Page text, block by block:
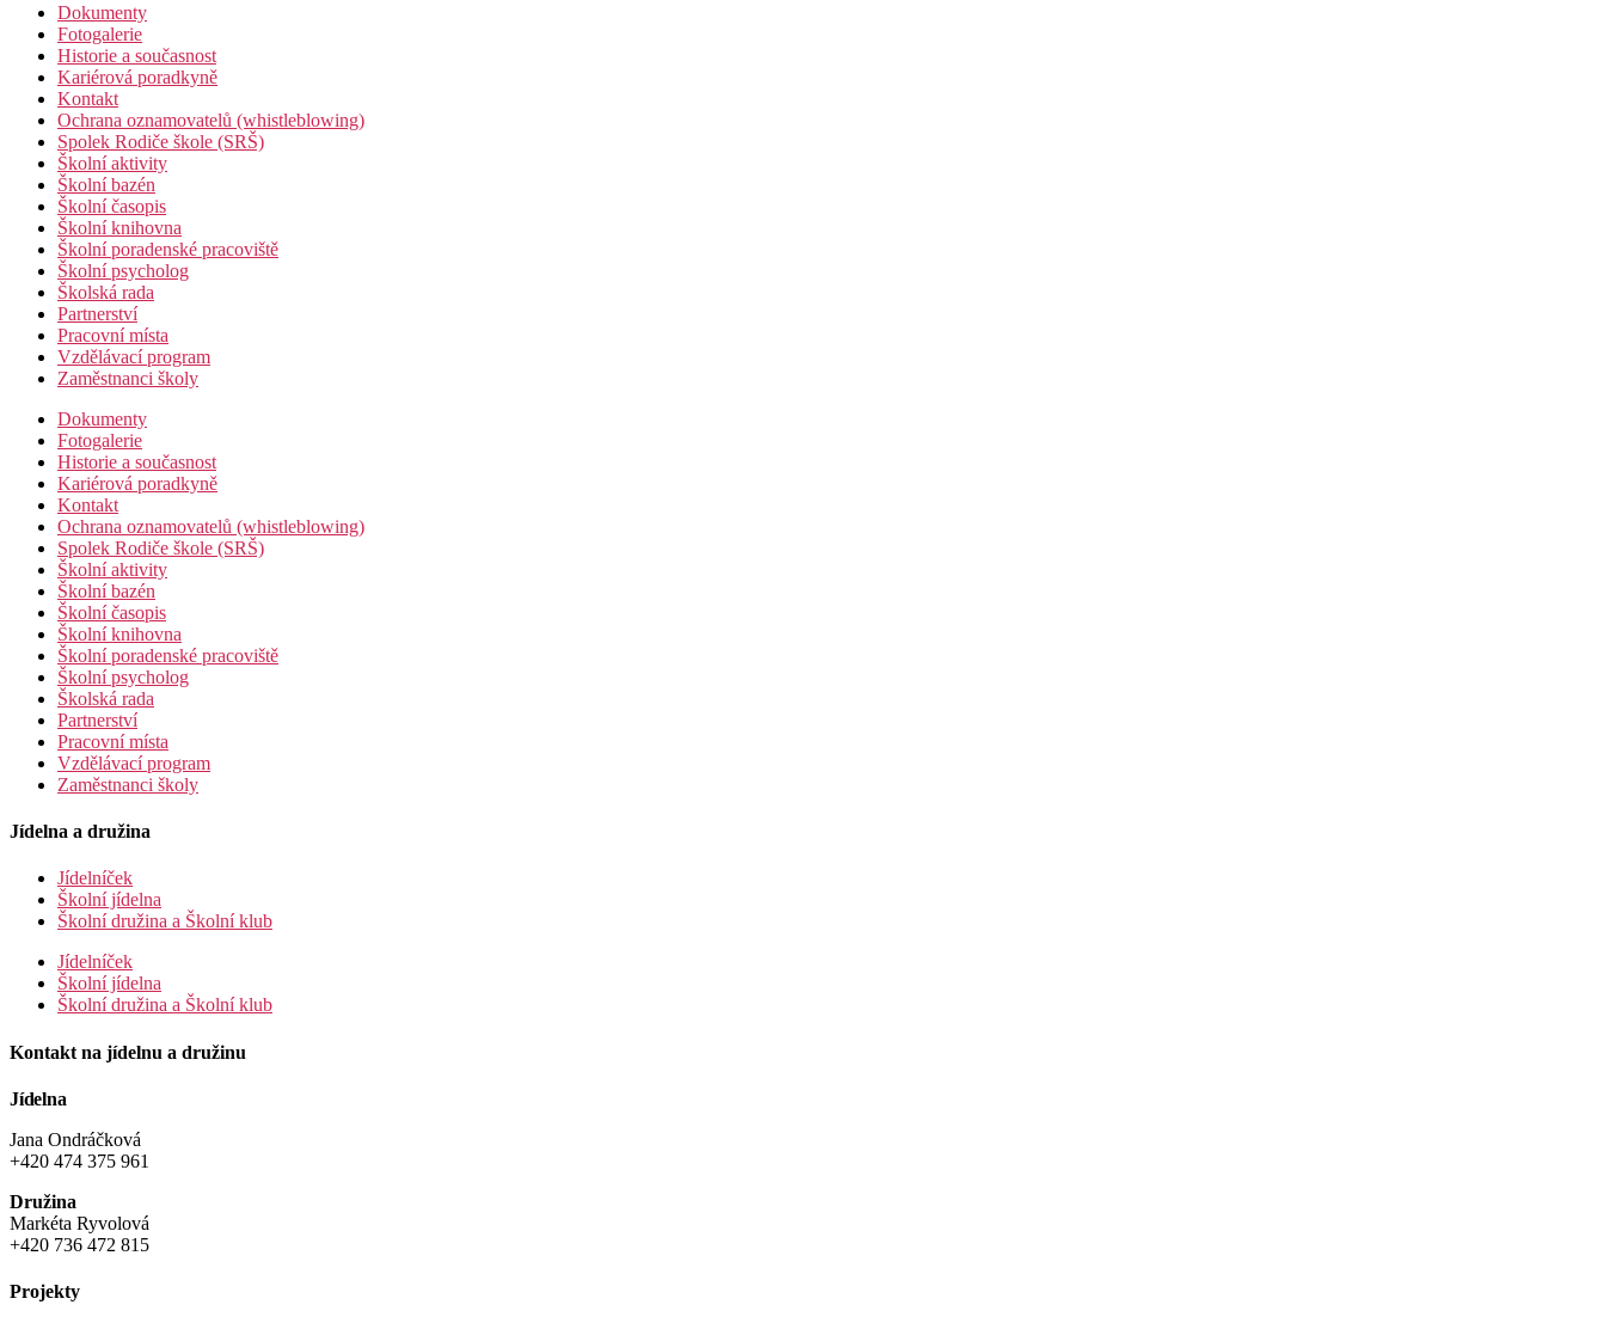
Dokumenty
Fotogalerie
Historie a současnost
Kariérová poradkyně
Kontakt
Ochrana oznamovatelů (whistleblowing)
Spolek Rodiče škole (SRŠ)
Školní aktivity
Školní bazén
Školní časopis
Školní knihovna
Školní poradenské pracoviště
Školní psycholog
Školská rada
Partnerství
Pracovní místa
Vzdělávací program
Zaměstnanci školy
Dokumenty
Fotogalerie
Historie a současnost
Kariérová poradkyně
Kontakt
Ochrana oznamovatelů (whistleblowing)
Spolek Rodiče škole (SRŠ)
Školní aktivity
Školní bazén
Školní časopis
Školní knihovna
Školní poradenské pracoviště
Školní psycholog
Školská rada
Partnerství
Pracovní místa
Vzdělávací program
Zaměstnanci školy
Jídelna a družina
Jídelníček
Školní jídelna
Školní družina a Školní klub
Jídelníček
Školní jídelna
Školní družina a Školní klub
Kontakt na jídelnu a družinu
Jídelna
Jana Ondráčková
+420 474 375 961
Družina
Markéta Ryvolová
+420 736 472 815
Projekty